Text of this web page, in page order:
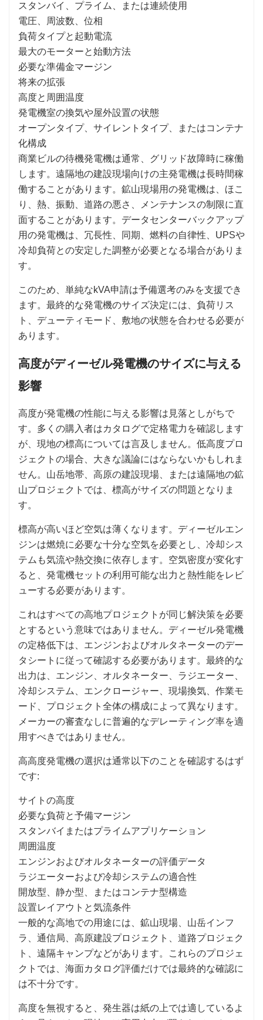
スタンバイ、プライム、または連続使用
電圧、周波数、位相
負荷タイプと起動電流
最大のモーターと始動方法
必要な準備金マージン
将来の拡張
高度と周囲温度
発電機室の換気や屋外設置の状態
オープンタイプ、サイレントタイプ、またはコンテナ
化構成
商業ビルの待機発電機は通常、グリッド故障時に稼働
します。遠隔地の建設現場向けの主発電機は長時間稼
働することがあります。鉱山現場用の発電機は、ほこ
り、熱、振動、道路の悪さ、メンテナンスの制限に直
面することがあります。データセンターバックアップ
用の発電機は、冗長性、同期、燃料の自律性、UPSや
冷却負荷との安定した調整が必要となる場合がありま
す。
このため、単純なkVA申請は予備選考のみを支援でき
ます。最終的な発電機のサイズ決定には、負荷リス
ト、デューティモード、敷地の状態を合わせる必要が
あります。
高度がディーゼル発電機のサイズに与える
影響
高度が発電機の性能に与える影響は見落としがちで
す。多くの購入者はカタログで定格電力を確認します
が、現地の標高については言及しません。低高度プロ
ジェクトの場合、大きな議論にはならないかもしれま
せん。山岳地帯、高原の建設現場、または遠隔地の鉱
山プロジェクトでは、標高がサイズの問題となりま
す。
標高が高いほど空気は薄くなります。ディーゼルエン
ジンは燃焼に必要な十分な空気を必要とし、冷却シス
テムも気流や熱交換に依存します。空気密度が変化す
ると、発電機セットの利用可能な出力と熱性能をレビ
ューする必要があります。
これはすべての高地プロジェクトが同じ解決策を必要
とするという意味ではありません。ディーゼル発電機
の定格低下は、エンジンおよびオルタネーターのデー
タシートに従って確認する必要があります。最終的な
出力は、エンジン、オルタネーター、ラジエーター、
冷却システム、エンクロージャー、現場換気、作業モ
ード、プロジェクト全体の構成によって異なります。
メーカーの審査なしに普遍的なデレーティング率を適
用すべきではありません。
高高度発電機の選択は通常以下のことを確認するはず
です:
サイトの高度
必要な負荷と予備マージン
スタンバイまたはプライムアプリケーション
周囲温度
エンジンおよびオルタネーターの評価データ
ラジエーターおよび冷却システムの適合性
開放型、静か型、またはコンテナ型構造
設置レイアウトと気流条件
一般的な高地での用途には、鉱山現場、山岳インフ
ラ、通信局、高原建設プロジェクト、道路プロジェク
ト、遠隔キャンプなどがあります。これらのプロジェ
クトでは、海面カタログ評価だけでは最終的な確認に
は不十分です。
高度を無視すると、発生器は紙の上では適しているよ